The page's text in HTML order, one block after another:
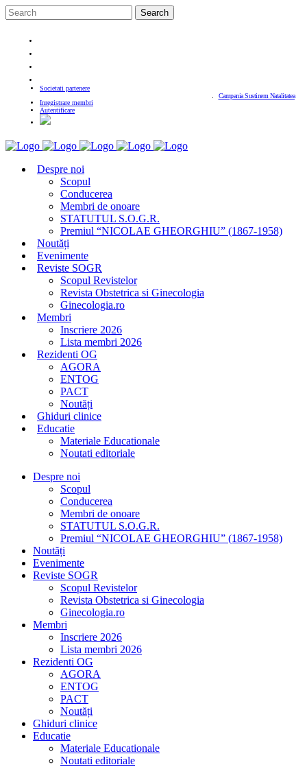
Societati partenere
Campania Sustinem Natalitatea
Inregistrare membri
Autentificare
Despre noi
Scopul
Conducerea
Membri de onoare
STATUTUL S.O.G.R.
Premiul “NICOLAE GHEORGHIU” (1867-1958)
Noutăți
Evenimente
Reviste SOGR
Scopul Revistelor
Revista Obstetrica si Ginecologia
Ginecologia.ro
Membri
Inscriere 2026
Lista membri 2026
Rezidenti OG
AGORA
ENTOG
PACT
Noutăți
Ghiduri clinice
Educatie
Materiale Educationale
Noutati editoriale
Despre noi
Scopul
Conducerea
Membri de onoare
STATUTUL S.O.G.R.
Premiul “NICOLAE GHEORGHIU” (1867-1958)
Noutăți
Evenimente
Reviste SOGR
Scopul Revistelor
Revista Obstetrica si Ginecologia
Ginecologia.ro
Membri
Inscriere 2026
Lista membri 2026
Rezidenti OG
AGORA
ENTOG
PACT
Noutăți
Ghiduri clinice
Educatie
Materiale Educationale
Noutati editoriale